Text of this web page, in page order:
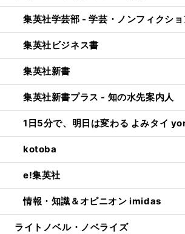
集英社学芸部 - 学芸・ノンフィクショ
集英社ビジネス書
集英社新書
集英社新書プラス - 知の水先案内人
1日5分で、明日は変わる よみタイ
kotoba
e!集英社
情報・知識＆オピニオン imidas
ライトノベル・ノベライズ